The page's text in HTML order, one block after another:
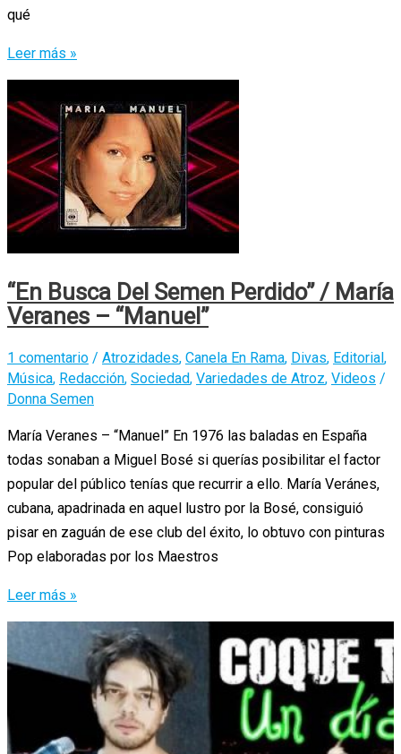
qué
Ladilla
Rusa
y
distancia
social
Leer más »
“En Busca Del Semen Perdido” / María
Veranes – “Manuel”
1 comentario / Atrozidades, Canela En Rama, Divas, Editorial,
Música, Redacción, Sociedad, Variedades de Atroz, Videos /
Donna Semen
María Veranes – “Manuel” En 1976 las baladas en España
todas sonaban a Miguel Bosé si querías posibilitar el factor
popular del público tenías que recurrir a ello. María Veránes,
cubana, apadrinada en aquel lustro por la Bosé, consiguió
pisar en zaguán de ese club del éxito, lo obtuvo con pinturas
Pop elaboradas por los Maestros
“En
Busca
Semen
/
María
Leer más »